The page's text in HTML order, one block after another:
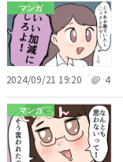
マンガ
2024/09/21 19:20 4
マンガ